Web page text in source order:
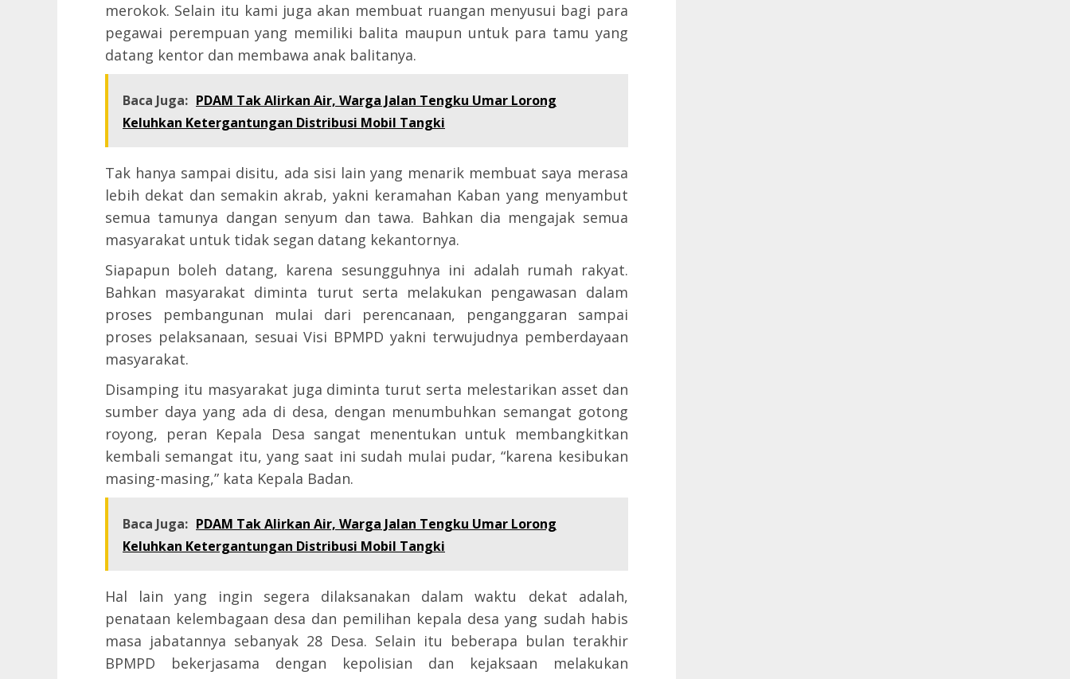
merokok. Selain itu kami juga akan membuat ruangan menyusui bagi para
pegawai perempuan yang memiliki balita maupun untuk para tamu yang
datang kentor dan membawa anak balitanya.
Baca Juga: PDAM Tak Alirkan Air, Warga Jalan Tengku Umar Lorong
Keluhkan Ketergantungan Distribusi Mobil Tangki
Tak hanya sampai disitu, ada sisi lain yang menarik membuat saya merasa
lebih dekat dan semakin akrab, yakni keramahan Kaban yang menyambut
semua tamunya dangan senyum dan tawa. Bahkan dia mengajak semua
masyarakat untuk tidak segan datang kekantornya.
Siapapun boleh datang, karena sesungguhnya ini adalah rumah rakyat.
Bahkan masyarakat diminta turut serta melakukan pengawasan dalam
proses pembangunan mulai dari perencanaan, penganggaran sampai
proses pelaksanaan, sesuai Visi BPMPD yakni terwujudnya pemberdayaan
masyarakat.
Disamping itu masyarakat juga diminta turut serta melestarikan asset dan
sumber daya yang ada di desa, dengan menumbuhkan semangat gotong
royong, peran Kepala Desa sangat menentukan untuk membangkitkan
kembali semangat itu, yang saat ini sudah mulai pudar, “karena kesibukan
masing-masing,” kata Kepala Badan.
Baca Juga: PDAM Tak Alirkan Air, Warga Jalan Tengku Umar Lorong
Keluhkan Ketergantungan Distribusi Mobil Tangki
Hal lain yang ingin segera dilaksanakan dalam waktu dekat adalah,
penataan kelembagaan desa dan pemilihan kepala desa yang sudah habis
masa jabatannya sebanyak 28 Desa. Selain itu beberapa bulan terakhir
BPMPD bekerjasama dengan kepolisian dan kejaksaan melakukan